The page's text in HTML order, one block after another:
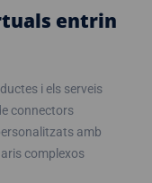
entrin
i els serveis
connectors
amb
complexos